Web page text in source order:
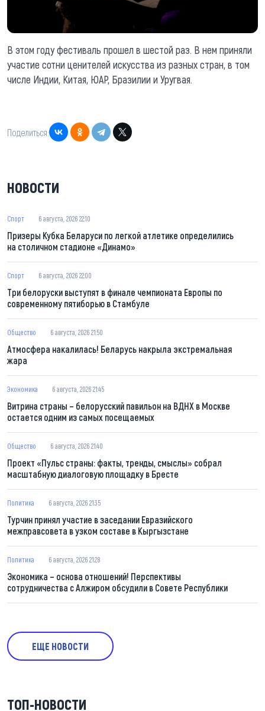
В этом году фестиваль прошел в шестой раз. В нем приняли
участие сотни ценителей искусства из разных стран, в том
числе Индии, Китая, ЮАР, Бразилии и Уругвая.
Поделиться:
НОВОСТИ
Спорт 6 августа, 2026 22:10
Призеры Кубка Беларуси по легкой атлетике определились
на столичном стадионе «Динамо»
Спорт 6 августа, 2026 22:00
Три белоруски выступят в финале чемпионата Европы по
современному пятиборью в Стамбуле
Общество 6 августа, 2026 21:50
Атмосфера накалилась! Беларусь накрыла экстремальная
жара
Экономика 6 августа, 2026 21:45
Витрина страны – белорусский павильон на ВДНХ в Москве
остается одним из самых посещаемых
Общество 6 августа, 2026 21:40
Проект «Пульс страны: факты, тренды, смыслы» собрал
масштабную диалоговую площадку в Бресте
Политика 6 августа, 2026 21:35
Турчин принял участие в заседании Евразийского
межправсовета в узком составе в Кыргызстане
Политика 6 августа, 2026 21:28
Экономика – основа отношений! Перспективы
сотрудничества с Алжиром обсудили в Совете Республики
ЕЩЕ НОВОСТИ
ТОП-НОВОСТИ